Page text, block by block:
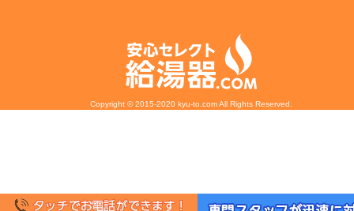
Copyright © 2015-2020 kyu-to.com All Rights Reserved.